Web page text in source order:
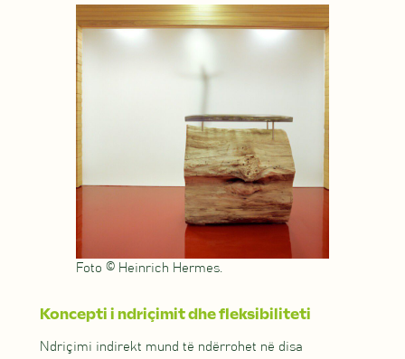
Foto © Heinrich Hermes.
Koncepti i ndriçimit dhe fleksibiliteti
Ndriçimi indirekt mund të ndërrohet në disa